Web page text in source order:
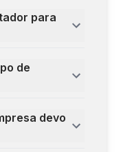
para
de
devo